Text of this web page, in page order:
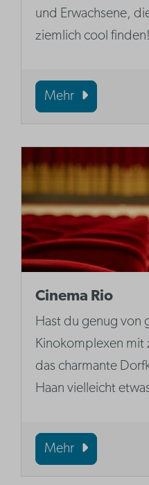
und Erwachsene,
ziemlich cool finden!
Mehr
Cinema Rio
Hast du genug von
Kinokomplexen mit
das charmante
Haan vielleicht
Mehr